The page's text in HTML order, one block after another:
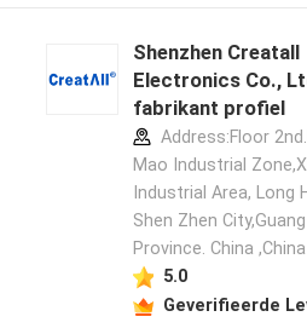
Shenzhen Creatall
Electronics Co.,
fabrikant profiel
Address:Floor
Mao Industrial
Industrial Area, Long
Shen Zhen
Province. China ,China
5.0
Geverifieerde